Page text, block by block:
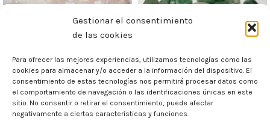
Gestionar el consentimiento
de las cookies
Para ofrecer las mejores experiencias, utilizamos tecnologías como las
cookies para almacenar y/o acceder a la información del dispositivo. El
consentimiento de estas tecnologías nos permitirá procesar datos como
el comportamiento de navegación o las identificaciones únicas en este
sitio. No consentir o retirar el consentimiento, puede afectar
negativamente a ciertas características y funciones.
Minerales cuarzos
rodados rosa
Minerales,Minerales
Rodados
Minerales cuarzos
rodados verde
Minerales,Minerales
Rodados